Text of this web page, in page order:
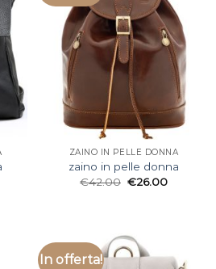
ZAINO IN PELLE DONNA
zaino in pelle donna
€42.00 €26.00
In offerta!